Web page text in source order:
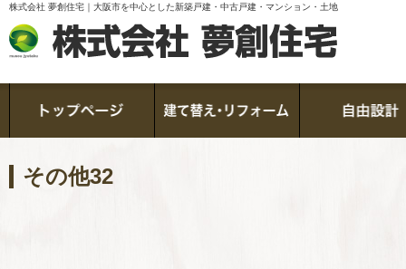
株式会社 夢創住宅｜大阪市を中心とした新築戸建・中古戸建・マンション・土地
その他32